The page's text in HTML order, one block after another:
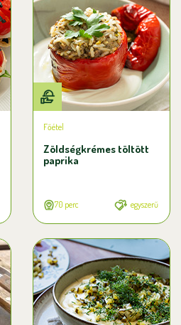
Főétel
Zöldségkrémes töltött
paprika
70 perc egyszerű